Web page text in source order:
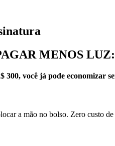
MENOS
300, você já pode economizar
a mão no bolso. Zero custo